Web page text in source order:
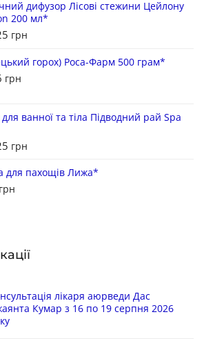
дифузор Лісові стежини Цейлону
200 мл*
грн
горох) Роса-Фарм 500 грам*
грн
для ванної та тіла Підводний рай Spa
грн
для пахощів Лижа*
грн
лікаря аюрведи Дас
Кумар з 16 по 19 серпня 2026